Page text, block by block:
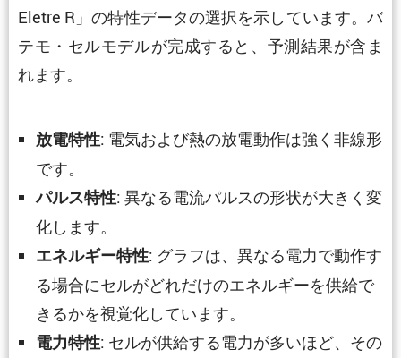
Eletre R」の特性データの選択を示しています。バ
テモ・セルモデルが完成すると、予測結果が含ま
れます。
放電特性: 電気および熱の放電動作は強く非線形
です。
パルス特性: 異なる電流パルスの形状が大きく変
化します。
エネルギー特性: グラフは、異なる電力で動作す
る場合にセルがどれだけのエネルギーを供給で
きるかを視覚化しています。
電力特性: セルが供給する電力が多いほど、その